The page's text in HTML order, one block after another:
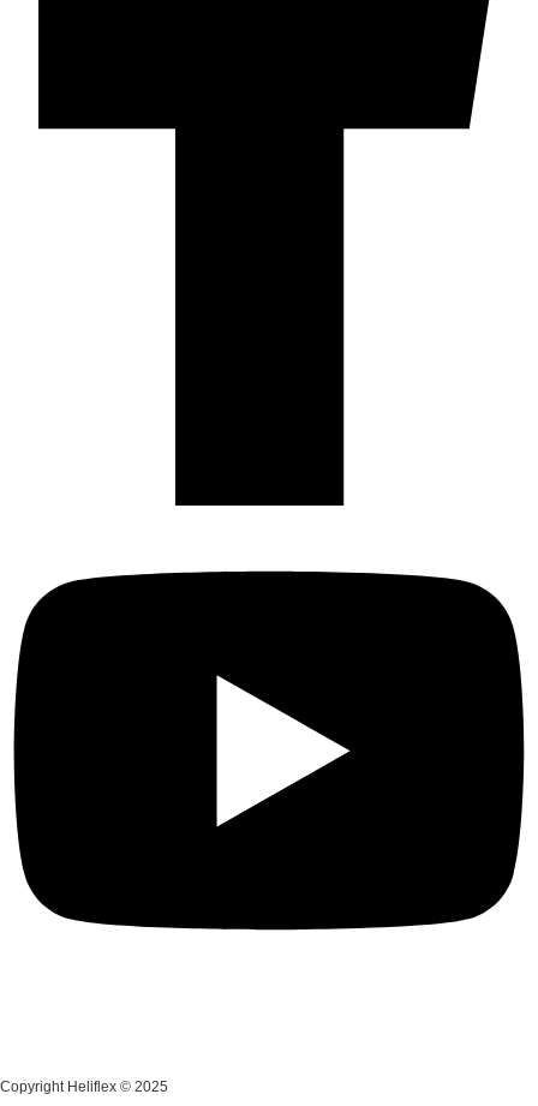
Copyright Heliflex © 2025